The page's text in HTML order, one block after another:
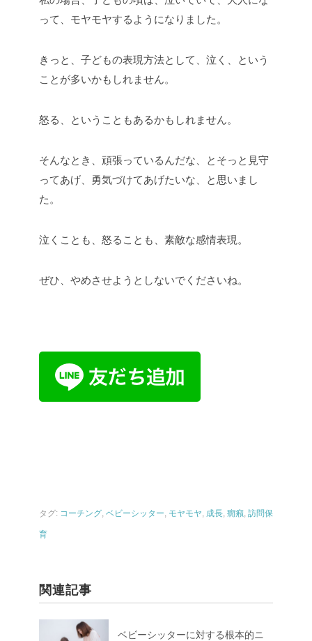
って、モヤモヤするようになりました。
きっと、子どもの表現方法として、泣く、という
ことが多いかもしれません。
怒る、ということもあるかもしれません。
そんなとき、頑張っているんだな、とそっと見守
ってあげ、勇気づけてあげたいな、と思いまし
た。
泣くことも、怒ることも、素敵な感情表現。
ぜひ、やめさせようとしないでくださいね。
タグ: コーチング ベビーシッター モヤモヤ 成長 癇癪 訪問保
育
関連記事
ベビーシッターに対する根本的ニ